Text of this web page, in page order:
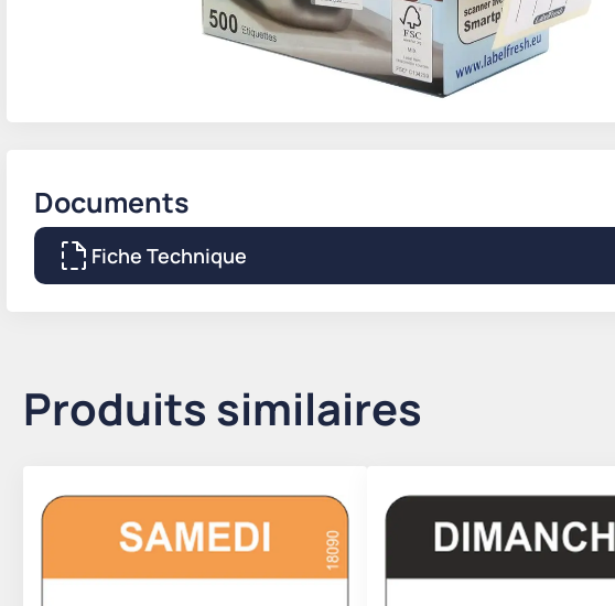
Documents
Fiche Technique
Produits similaires